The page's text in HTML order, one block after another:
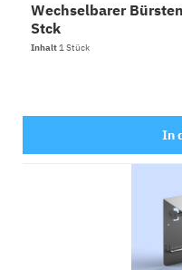
Wechselbarer
Stck
Inhalt1 Stück
In